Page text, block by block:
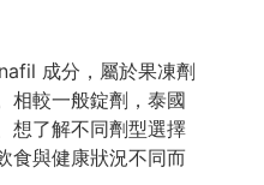
成分，屬於果凍劑
相較一般錠劑，泰國
想了解不同劑型選擇
食與健康狀況不同而